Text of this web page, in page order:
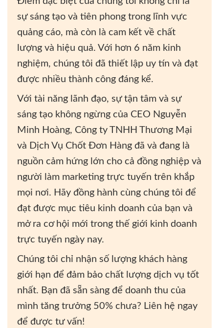
sự sáng tạo và tiên phong trong lĩnh vực
quảng cáo, mà còn là cam kết về chất
lượng và hiệu quả. Với hơn 6 năm kinh
nghiệm, chúng tôi đã thiết lập uy tín và đạt
được nhiều thành công đáng kể.
Với tài năng lãnh đạo, sự tận tâm và sự
sáng tạo không ngừng của CEO Nguyễn
Minh Hoàng, Công ty TNHH Thương Mại
và Dịch Vụ Chốt Đơn Hàng đã và đang là
nguồn cảm hứng lớn cho cả đồng nghiệp và
người làm marketing trực tuyến trên khắp
mọi nơi. Hãy đồng hành cùng chúng tôi để
đạt được mục tiêu kinh doanh của bạn và
mở ra cơ hội mới trong thế giới kinh doanh
trực tuyến ngày nay.
Chúng tôi chỉ nhận số lượng khách hàng
giới hạn để đảm bảo chất lượng dịch vụ tốt
nhất. Bạn đã sẵn sàng để doanh thu của
mình tăng trưởng 50% chưa? Liên hệ ngay
để được tư vấn!